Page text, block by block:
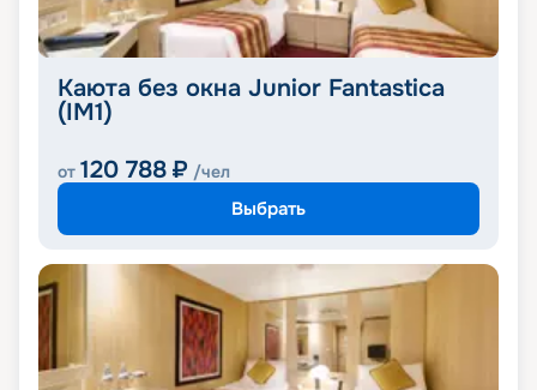
Каюта без окна Junior Fantastica
(IM1)
от 120 788 ₽ /чел
Выбрать